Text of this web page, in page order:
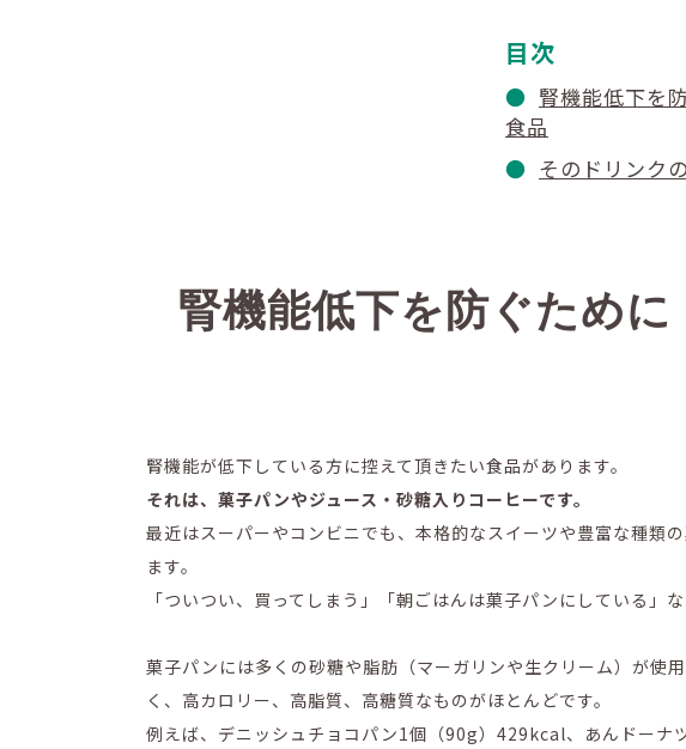
目次
腎機能低下を
食品
そのドリンク
腎機能低下を防ぐため
腎機能が低下している方に控えて頂きたい食品があります。
それは、菓子パンやジュース・砂糖入りコーヒーです。
最近はスーパーやコンビニでも、本格的なスイーツや豊富な種類
ます。
「ついつい、買ってしまう」「朝ごはんは菓子パンにしている」
菓子パンには多くの砂糖や脂肪（マーガリンや生クリーム）が使
く、高カロリー、高脂質、高糖質なものがほとんどです。
例えば、デニッシュチョコパン1個（90g）429kcal、あんドーナ